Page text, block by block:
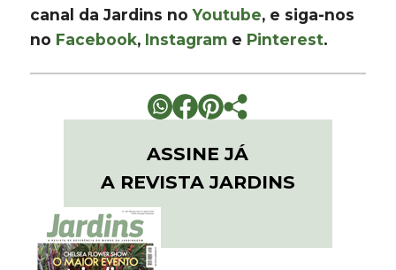
canal da Jardins noYoutube, e siga-nos
no Facebook, Instagram e Pinterest.
ASSINE JÁ
A REVISTA JARDINS